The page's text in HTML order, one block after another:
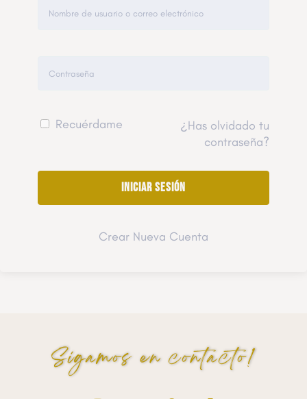
Recuérdame
¿Has olvidado tu
contraseña?
Crear Nueva Cuenta
Sigamos en contacto!